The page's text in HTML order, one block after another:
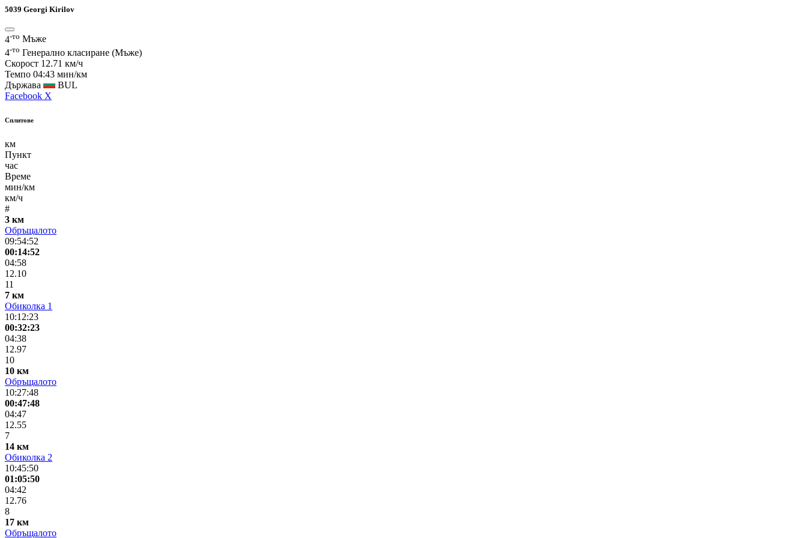
5039 Georgi Kirilov
4-то Мъже
4-то Генерално класиране (Мъже)
Скорост 12.71 км/ч
Темпо 04:43 мин/км
Държава
BUL
Facebook X
Сплитове
км
Пункт
час
Време
мин/км
км/ч
#
3 км
Обръщалото
09:54:52
00:14:52
04:58
12.10
11
7 км
Обиколка 1
10:12:23
00:32:23
04:38
12.97
10
10 км
Обръщалото
10:27:48
00:47:48
04:47
12.55
7
14 км
Обиколка 2
10:45:50
01:05:50
04:42
12.76
8
17 км
Обръщалото